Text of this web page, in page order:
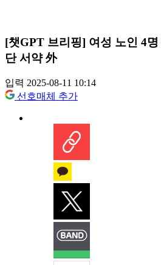
[챗GPT 브리핑] 여성 노인 4
단 서약 外
입력 2025-08-11 10:14
선호매체 추가